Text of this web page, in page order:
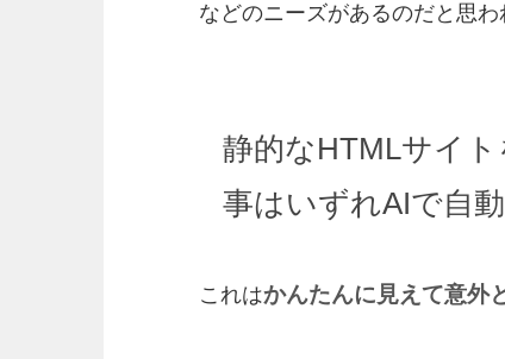
などのニーズがあるのだと思わ
静的なHTMLサイ
事はいずれAIで自
これはかんたんに見えて意外